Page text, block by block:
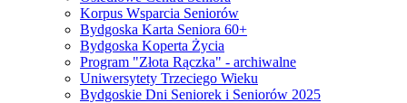
Korpus Wsparcia Seniorów
Bydgoska Karta Seniora 60+
Bydgoska Koperta Życia
Program "Złota Rączka" - archiwalne
Uniwersytety Trzeciego Wieku
Bydgoskie Dni Seniorek i Seniorów 2025